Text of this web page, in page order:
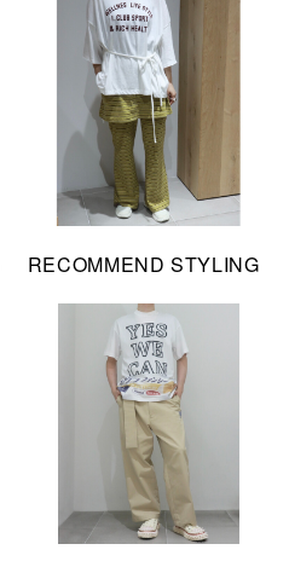
RECOMMEND STYLING